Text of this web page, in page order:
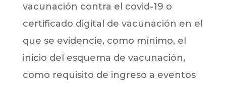
vacunación contra el covid-19 o
certificado digital de vacunación en el
que se evidencie, como mínimo, el
inicio del esquema de vacunación,
como requisito de ingreso a eventos